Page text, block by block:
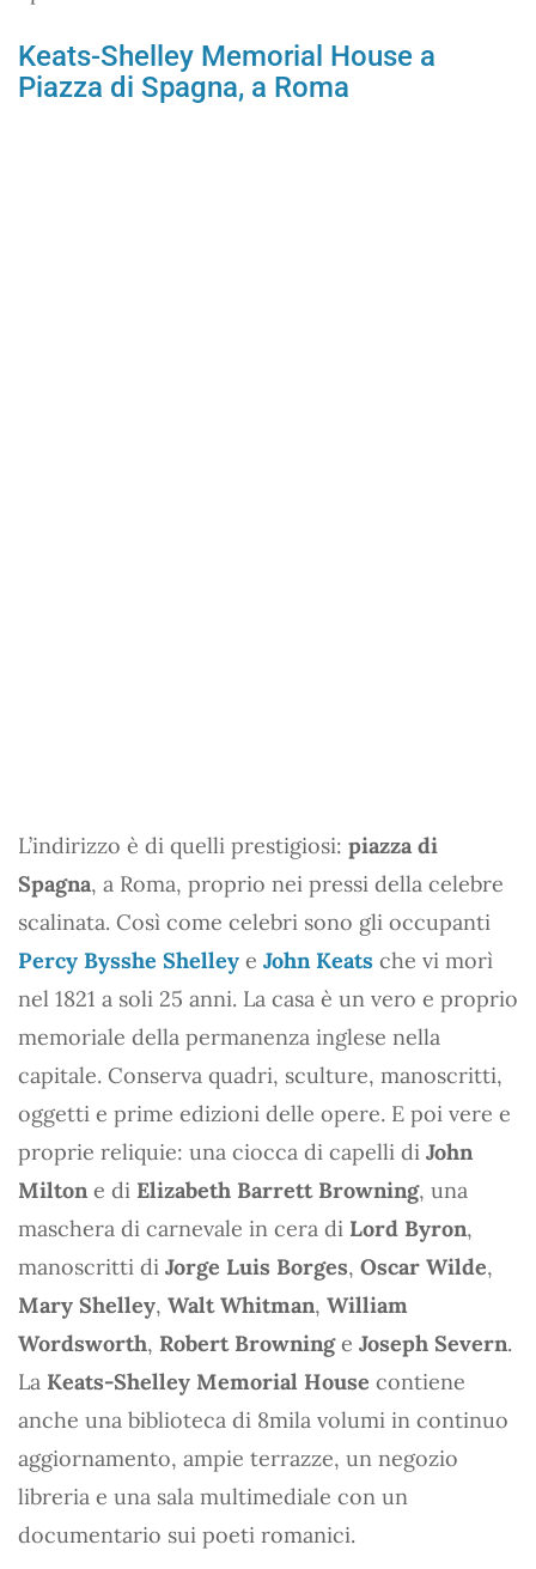
Keats-Shelley Memorial House a
Piazza di Spagna, a Roma
L’indirizzo è di quelli prestigiosi: piazza di
Spagna, a Roma, proprio nei pressi della celebre
scalinata. Così come celebri sono gli occupanti
Percy Bysshe Shelley e John Keats che vi morì
nel 1821 a soli 25 anni. La casa è un vero e proprio
memoriale della permanenza inglese nella
capitale. Conserva quadri, sculture, manoscritti,
oggetti e prime edizioni delle opere. E poi vere e
proprie reliquie: una ciocca di capelli di John
Milton e di Elizabeth Barrett Browning, una
maschera di carnevale in cera di Lord Byron,
manoscritti di Jorge Luis Borges, Oscar Wilde,
Mary Shelley, Walt Whitman, William
Wordsworth, Robert Browninge Joseph Severn.
La Keats-Shelley Memorial House contiene
anche una biblioteca di 8mila volumi in continuo
aggiornamento, ampie terrazze, un negozio
libreria e una sala multimediale con un
documentario sui poeti romanici.